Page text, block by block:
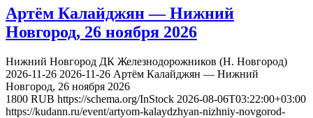
Артём Калайджян — Нижний
Новгород, 26 ноября 2026
Нижний Новгород ДК Железнодорожников (Н. Новгород)
2026-11-26 2026-11-26 Артём Калайджян — Нижний
Новгород, 26 ноября 2026
1800 RUB https://schema.org/InStock 2026-08-06T03:22:00+03:00
https://kudann.ru/event/artyom-kalaydzhyan-nizhniy-novgorod-